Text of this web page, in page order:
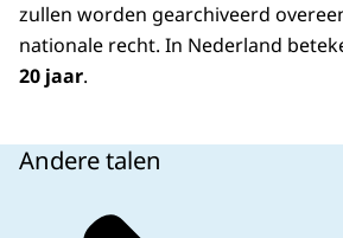
zullen worden gearchiveerd
nationale recht. In Nederland
20 jaar.
Andere talen